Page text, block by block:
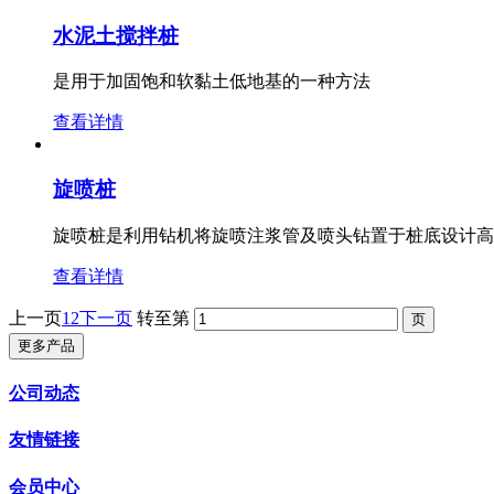
水泥土搅拌桩
是用于加固饱和软黏土低地基的一种方法
查看详情
旋喷桩
旋喷桩是利用钻机将旋喷注浆管及喷头钻置于桩底设计
查看详情
上一页1 2下一页 转至第
更多产品
公司动态
友情链接
会员中心